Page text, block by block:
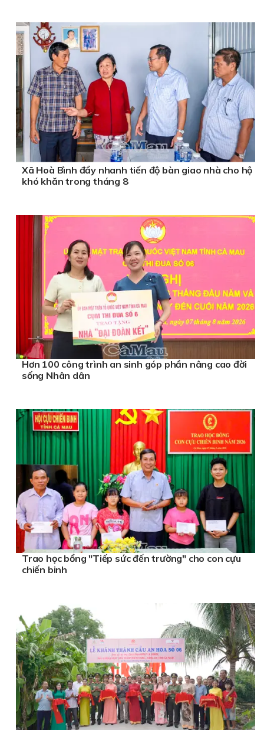
Xã Hoà Bình đẩy nhanh tiến độ bàn giao nhà cho hộ
khó khăn trong tháng 8
Hơn 100 công trình an sinh góp phần nâng cao đời
sống Nhân dân
Trao học bổng "Tiếp sức đến trường" cho con cựu
chiến binh